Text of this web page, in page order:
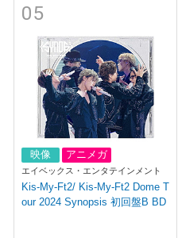
05
映像 アニメガ
エイベックス・エンタテインメント
Kis-My-Ft2/ Kis-My-Ft2 Dome T
our 2024 Synopsis 初回盤B BD